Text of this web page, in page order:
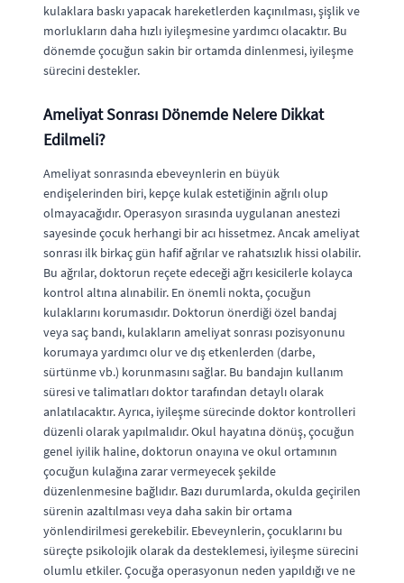
kulaklara baskı yapacak hareketlerden kaçınılması, şişlik ve
morlukların daha hızlı iyileşmesine yardımcı olacaktır. Bu
dönemde çocuğun sakin bir ortamda dinlenmesi, iyileşme
sürecini destekler.
Ameliyat Sonrası Dönemde Nelere Dikkat
Edilmeli?
Ameliyat sonrasında ebeveynlerin en büyük
endişelerinden biri, kepçe kulak estetiğinin ağrılı olup
olmayacağıdır. Operasyon sırasında uygulanan anestezi
sayesinde çocuk herhangi bir acı hissetmez. Ancak ameliyat
sonrası ilk birkaç gün hafif ağrılar ve rahatsızlık hissi olabilir.
Bu ağrılar, doktorun reçete edeceği ağrı kesicilerle kolayca
kontrol altına alınabilir. En önemli nokta, çocuğun
kulaklarını korumasıdır. Doktorun önerdiği özel bandaj
veya saç bandı, kulakların ameliyat sonrası pozisyonunu
korumaya yardımcı olur ve dış etkenlerden (darbe,
sürtünme vb.) korunmasını sağlar. Bu bandajın kullanım
süresi ve talimatları doktor tarafından detaylı olarak
anlatılacaktır. Ayrıca, iyileşme sürecinde doktor kontrolleri
düzenli olarak yapılmalıdır. Okul hayatına dönüş, çocuğun
genel iyilik haline, doktorun onayına ve okul ortamının
çocuğun kulağına zarar vermeyecek şekilde
düzenlenmesine bağlıdır. Bazı durumlarda, okulda geçirilen
sürenin azaltılması veya daha sakin bir ortama
yönlendirilmesi gerekebilir. Ebeveynlerin, çocuklarını bu
süreçte psikolojik olarak da desteklemesi, iyileşme sürecini
olumlu etkiler. Çocuğa operasyonun neden yapıldığı ve ne